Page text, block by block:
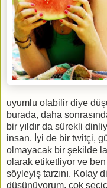
uyumlu olabilir diye
burada, daha
bir yıldır da sürekli
insan. İyi de bir twitçi,
olmayacak bir şekilde
olarak etiketliyor ve
söyleyiş tarzını. Kolay
düşünüyorum, çok